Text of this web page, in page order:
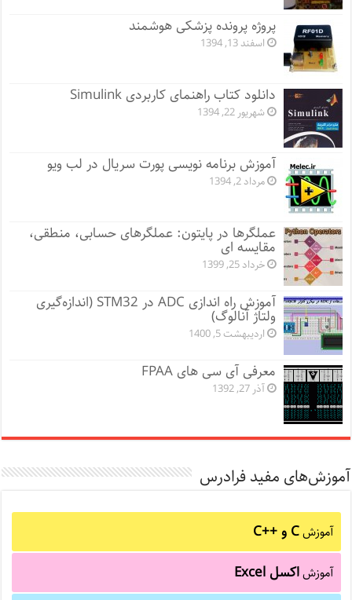
پروژه پرونده پزشکی هوشمند
اسفند 13, 1394
دانلود کتاب راهنمای کاربردی Simulink
شهریور 22, 1394
آموزش برنامه نویسی پورت سریال در لب ویو
مرداد 2, 1394
عملگرها در پایتون: عملگرهای حسابی، منطقی،
مقایسه ای
خرداد 25, 1399
آموزش راه اندازی ADC در STM32 (اندازه‌گیری
ولتاژ آنالوگ)
اردیبهشت 5, 1400
معرفی آی سی های FPAA
آذر 27, 1392
آموزش‌های مفید فرادرس
آموزشC و C++‎
آموزشاکسل Excel